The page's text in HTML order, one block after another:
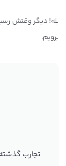
برویم.
تجارب